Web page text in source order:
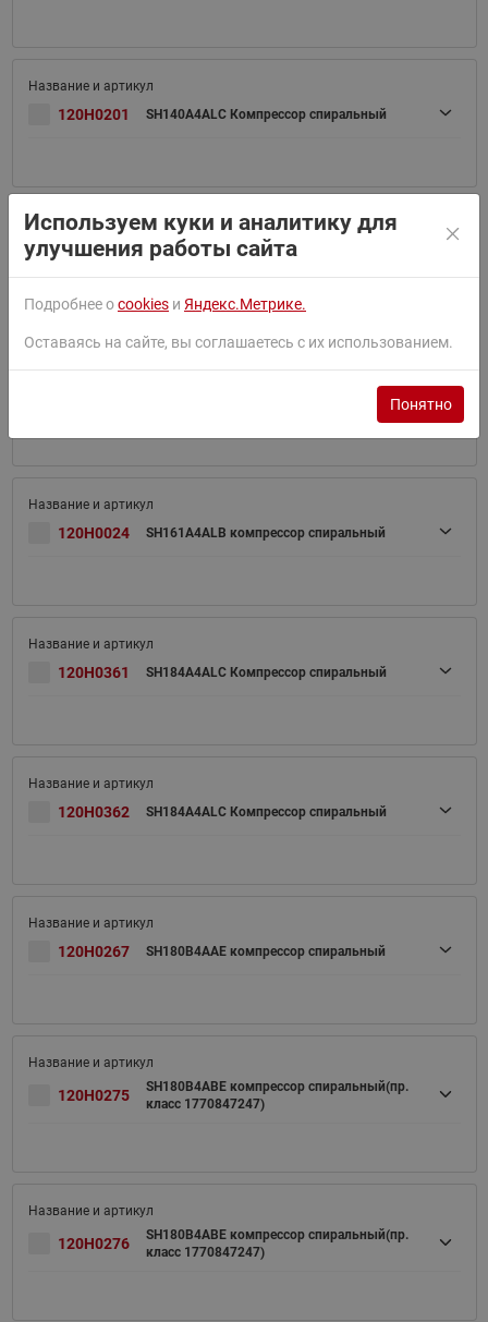
120H0201 SH140A4ALC Компрессор спиральный
120H0202 SH140A4ALB Компрессор спиральный
SH161A4ALC Компрессор спиральный
120H0024 SH161A4ALB компрессор спиральный
120H0361 SH184A4ALC Компрессор спиральный
120H0362 SH184A4ALC Компрессор спиральный
120H0267 SH180B4AAE компрессор спиральный
120H0275
SH180B4ABE компрессор спиральный(пр.
класс 1770847247)
120H0276
SH180B4ABE компрессор спиральный(пр.
класс 1770847247)
Используем куки и аналитику для
улучшения работы сайта
Подробнее оcookies и Яндекс.Метрике.
Оставаясь на сайте, вы соглашаетесь с их использованием.
Понятно